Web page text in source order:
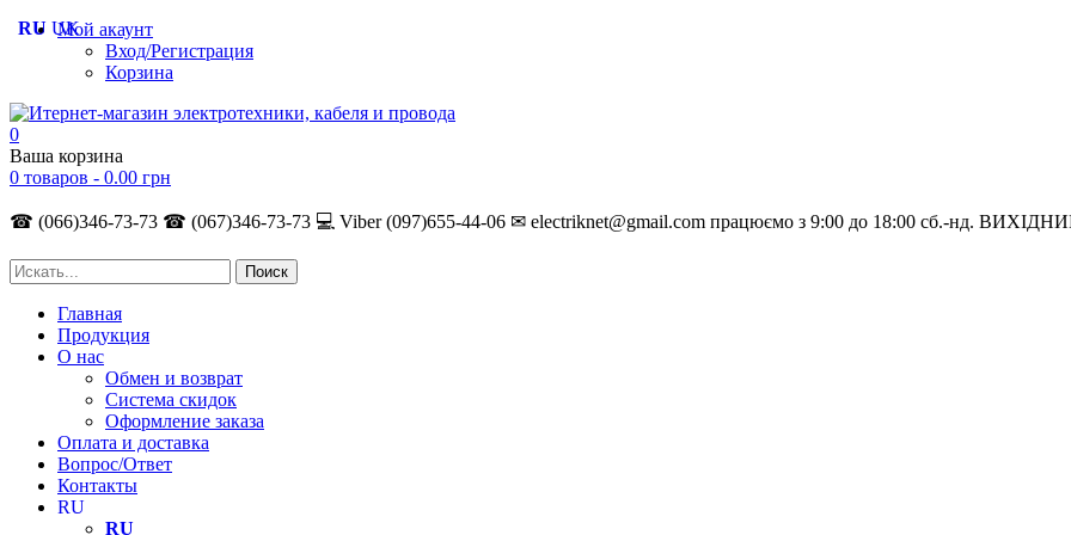
Мой акаунт
Вход/Регистрация
Корзина
0
Ваша корзина
0 товаров - 0.00 грн
☎ (066)346-73-73 ☎ (067)346-73-73 💻 Viber (097)655-44-06 ✉ electriknet@gmail.com працюємо з 9:00 до 18:00 сб.-нд.
Главная
Продукция
О нас
Обмен и возврат
Система скидок
Оформление заказа
Оплата и доставка
Вопрос/Ответ
Контакты
RU
RU
RU UK